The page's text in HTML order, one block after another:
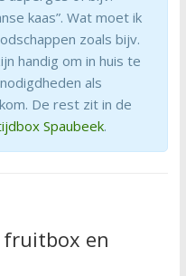
kaas”. Wat moet ik
zoals bijv.
handig om in huis te
als
De rest zit in de
Spaubeek.
fruitbox en